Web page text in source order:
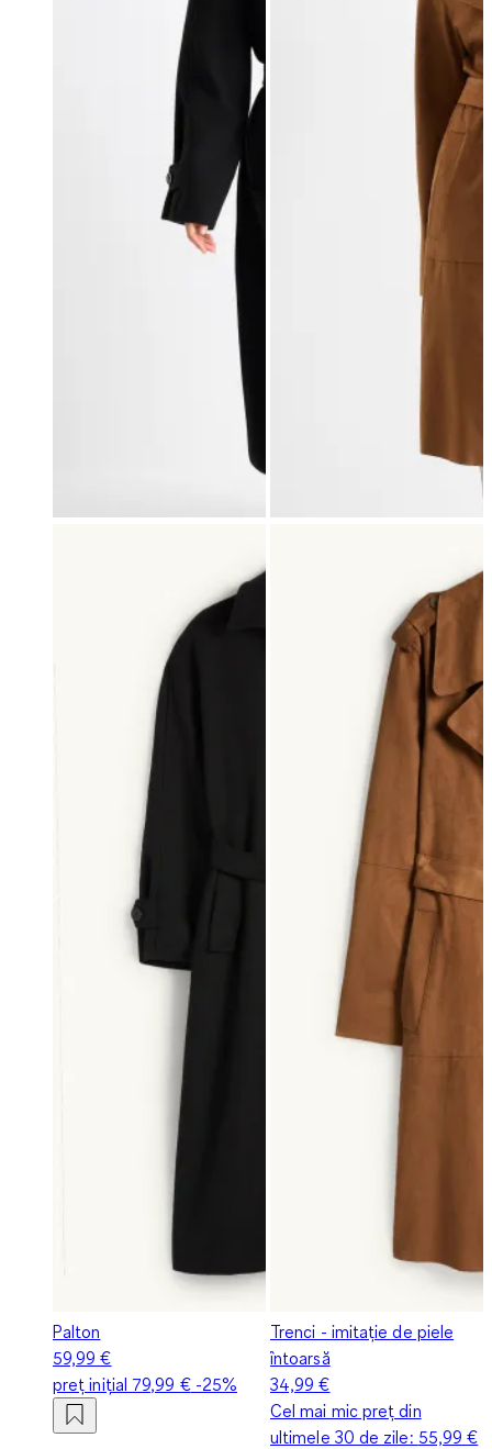
Palton
59,99 €
preț inițial 79,99 €-25%
Trenci - imitație de piele
întoarsă
34,99 €
Cel mai mic preț din
ultimele 30 de zile: 55,99 €